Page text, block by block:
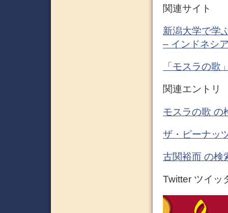
関連サイト
新潟大学で学
– インドネシ
「モスラの歌
関連エントリ
モスラの歌 の
ザ・ピーナッ
古関裕而 の検
Twitter ツイッ